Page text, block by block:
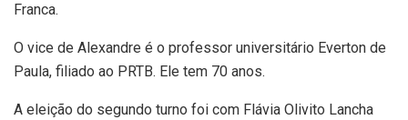
Franca.
O vice de Alexandre é o professor universitário Everton de
Paula, filiado ao PRTB. Ele tem 70 anos.
A eleição do segundo turno foi com Flávia Olivito Lancha